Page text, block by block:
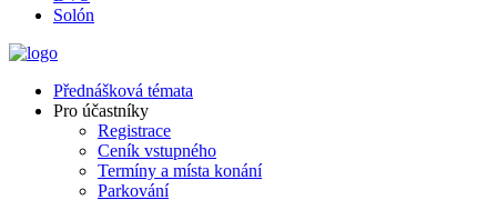
Solón
Přednášková témata
Pro účastníky
Registrace
Ceník vstupného
Termíny a místa konání
Parkování